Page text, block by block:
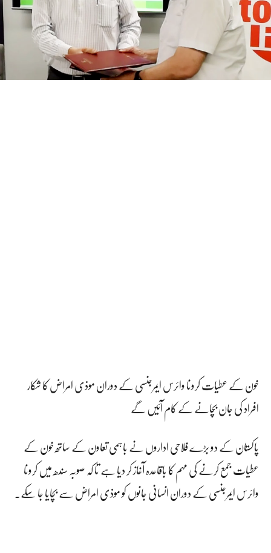
خون کے عطیات کرونا وائرس ایمرجنسی کے دوران موذی امراض کا شکار
افراد کی جان بچانے کے کام آئیں گے
پاکستان کے دو بڑے فلاحی اداروں نے باہمی تعاون کے ساتھ خون کے
عطیات جمع کرنے کی مہم کا باقاعدہ آغاز کر دیا ہے تا کہ صوبہ سندھ میں کرونا
وائرس ایمرجنسی کے دوران انسانی جانوں کو موذی امراض سے بچایا جا سکے.